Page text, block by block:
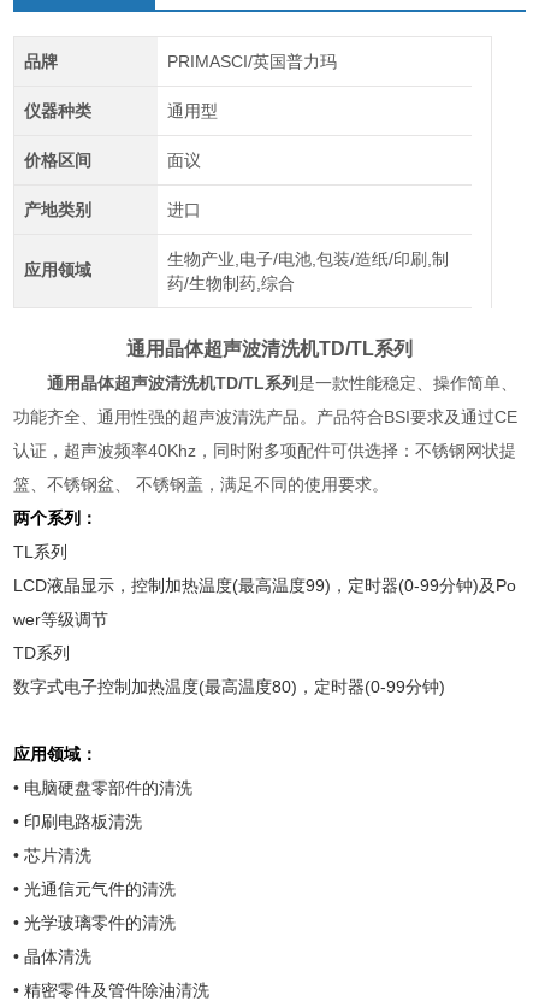
品牌 PRIMASCI/英国普力玛
仪器种类 通用型
价格区间 面议
产地类别 进口
应用领域
生物产业,电子/电池,包装/造纸/印刷,制
药/生物制药,综合
通用晶体超声波清洗机TD/TL系列
通用晶体超声波清洗机TD/TL系列是一款性能稳定、操作简单、
功能齐全、通用性强的超声波清洗产品。产品符合BSI要求及通过CE
认证，超声波频率40Khz，同时附多项配件可供选择：不锈钢网状提
篮、不锈钢盆、 不锈钢盖，满足不同的使用要求。
两个系列：
TL系列
LCD液晶显示，控制加热温度(最高温度99)，定时器(0-99分钟)及Po
wer等级调节
TD系列
数字式电子控制加热温度(最高温度80)，定时器(0-99分钟)
应用领域：
• 电脑硬盘零部件的清洗
• 印刷电路板清洗
• 芯片清洗
• 光通信元气件的清洗
• 光学玻璃零件的清洗
• 晶体清洗
• 精密零件及管件除油清洗